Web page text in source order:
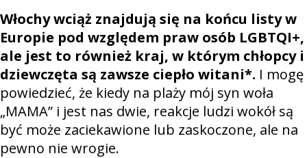
Włochy wciąż znajdują się na końcu listy w
Europie pod względem praw osób LGBTQI+,
ale jest to również kraj, w którym chłopcy i
dziewczęta są zawsze ciepło witani*. I mogę
powiedzieć, że kiedy na plaży mój syn woła
„MAMA” i jest nas dwie, reakcje ludzi wokół są
być może zaciekawione lub zaskoczone, ale na
pewno nie wrogie.